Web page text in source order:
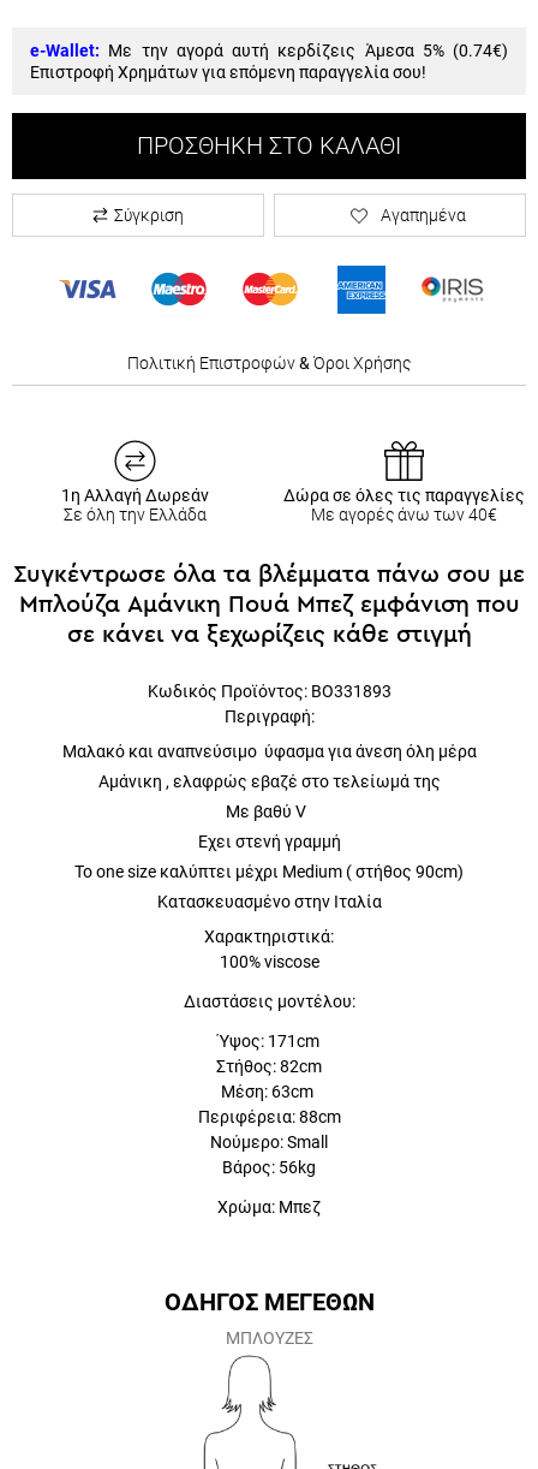
e-Wallet: Με την αγορά αυτή κερδίζεις Άμεσα 5% (0.74€)
Επιστροφή Χρημάτων για επόμενη παραγγελία σου!
ΠΡΟΣΘΉΚΗ ΣΤΟ ΚΑΛΆΘΙ
Σύγκριση Αγαπημένα
Πολιτική Επιστροφών& Όροι Χρήσης
1η Αλλαγή Δωρεάν
Σε όλη την Ελλάδα
Δώρα σε όλες τις παραγγελίες
Με αγορές άνω των 40€
Συγκέντρωσε όλα τα βλέμματα πάνω σου με
Μπλούζα Αμάνικη Πουά Μπεζ εμφάνιση που
σε κάνει να ξεχωρίζεις κάθε στιγμή
Κωδικός Προϊόντος: BO331893
Περιγραφή:
Μαλακό και αναπνεύσιμο ύφασμα για άνεση όλη μέρα
Αμάνικη , ελαφρώς εβαζέ στο τελείωμά της
Με βαθύ V
Εχει στενή γραμμή
Το one size καλύπτει μέχρι Medium ( στήθος 90cm)
Κατασκευασμένο στην Ιταλία
Χαρακτηριστικά:
100% viscose
Διαστάσεις μοντέλου:
Ύψος: 171cm
Στήθος: 82cm
Μέση: 63cm
Περιφέρεια: 88cm
Νούμερο: Small
Βάρος: 56kg
Χρώμα: Μπεζ
ΟΔΗΓΟΣ ΜΕΓΕΘΩΝ
ΜΠΛΟΥΖΕΣ